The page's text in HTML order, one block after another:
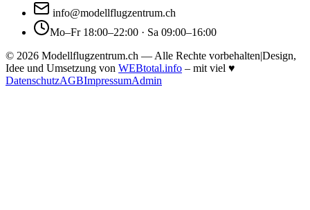
info@modellflugzentrum.ch
Mo–Fr 18:00–22:00 · Sa 09:00–16:00
© 2026 Modellflugzentrum.ch — Alle Rechte vorbehalten|Design,
Idee und Umsetzung von WEBtotal.info – mit viel ♥
DatenschutzAGBImpressumAdmin